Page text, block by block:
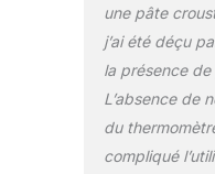
une pâte
j’ai été déçu
la présence
L’absence de
du
compliqué